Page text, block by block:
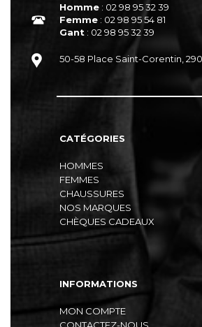
Homme : 02 98 95 32 39
Femme : 02 98 95 54 81
Gant : 02 98 95 32 39
50-58 Place Saint-Corentin,
CATÉGORIES
HOMMES
FEMMES
CHAUSSURES
NOS MARQUES
CHÈQUES CADEAUX
INFORMATIONS
MON COMPTE
CONTACTEZ-NOUS